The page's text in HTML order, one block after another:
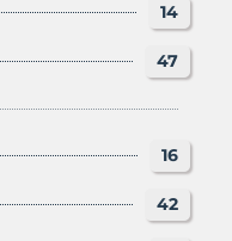
14
47
16
42